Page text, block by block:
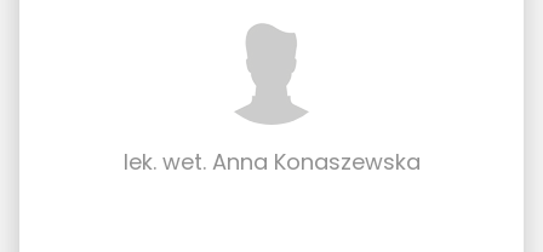
lek. wet. Anna Konaszewska